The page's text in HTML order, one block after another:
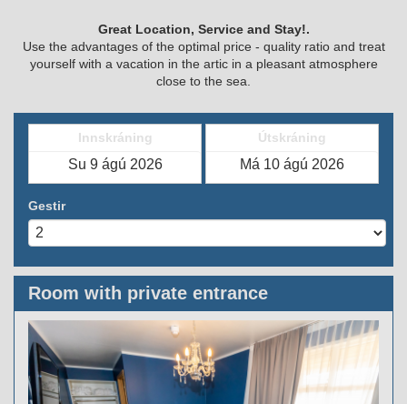
Great Location, Service and Stay!.
Use the advantages of the optimal price - quality ratio and treat
yourself with a vacation in the artic in a pleasant atmosphere
close to the sea.
Innskráning Útskráning
Gestir
Room with private entrance
Previous
Next